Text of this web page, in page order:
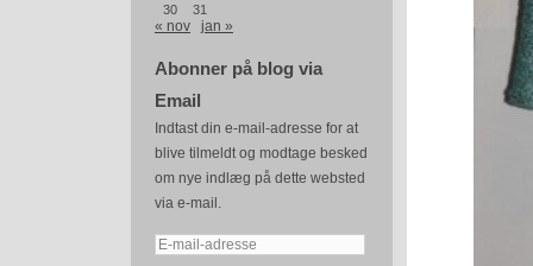
30
31
« nov jan »
Abonner på blog via
Email
Indtast din e-mail-adresse for at
blive tilmeldt og modtage besked
om nye indlæg på dette websted
via e-mail.
E-